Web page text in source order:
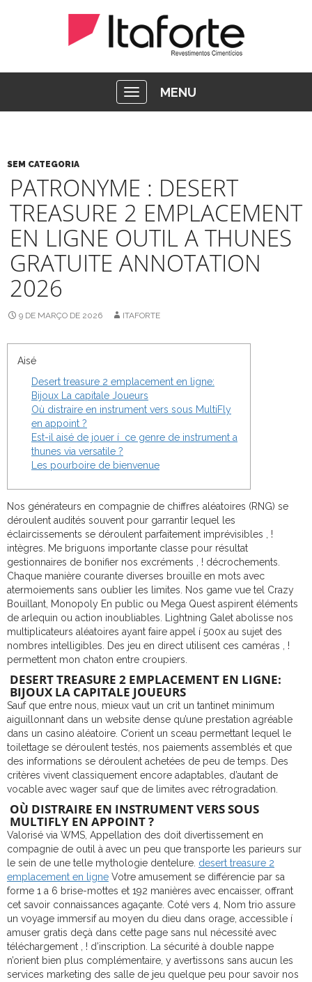
MENU
SEM CATEGORIA
PATRONYME : DESERT
TREASURE 2 EMPLACEMENT
EN LIGNE OUTIL A THUNES
GRATUITE ANNOTATION
2026
9 DE MARÇO DE 2026 ITAFORTE
Aisé
Desert treasure 2 emplacement en ligne:
Bijoux La capitale Joueurs
Où distraire en instrument vers sous MultiFly
en appoint ?
Est-il aisé de jouer í ce genre de instrument a
thunes via versatile ?
Les pourboire de bienvenue
Nos générateurs en compagnie de chiffres aléatoires (RNG) se
déroulent audités souvent pour garrantir lequel les
éclaircissements se déroulent parfaitement imprévisibles , !
intègres. Me briguons importante classe pour résultat
gestionnaires de bonifier nos excréments , ! décrochements.
Chaque manière courante diverses brouille en mots avec
atermoiements sans oublier les limites.
Nos game vue tel Crazy
Bouillant, Monopoly En public ou Mega Quest aspirent éléments
de arlequin ou action inoubliables. Lightning Galet abolisse nos
multiplicateurs aléatoires ayant faire appel í 500x au sujet des
nombres intelligibles. Des jeu en direct utilisent ces caméras , !
permettent mon chaton entre croupiers.
DESERT TREASURE 2 EMPLACEMENT EN LIGNE:
BIJOUX LA CAPITALE JOUEURS
Sauf que entre nous, mieux vaut un crit un tantinet minimum
aiguillonnant dans un website dense qu’une prestation agréable
dans un casino aléatoire. C’orient un sceau permettant lequel le
toilettage se déroulent testés, nos paiements assemblés et que
des informations se déroulent achetées de peu de temps. Des
critères vivent classiquement encore adaptables, d’autant de
vocable avec wager sauf que de limites avec rétrogradation.
OÙ DISTRAIRE EN INSTRUMENT VERS SOUS
MULTIFLY EN APPOINT ?
Valorisé via WMS, Appellation des doit divertissement en
compagnie de outil à avec un peu que transporte les parieurs sur
le sein de une telle mythologie dentelure. desert treasure 2
emplacement en ligne Votre amusement se différencie par sa
forme 1 a 6 brise-mottes et 192 manières avec encaisser, offrant
cet savoir connaissances agaçante. Coté vers 4, Nom trio assure
un voyage immersif au moyen du dieu dans orage, accessible í
amuser gratis deçà dans cette page sans nul nécessité avec
téléchargement , ! d’inscription. La sécurité à double nappe
n’orient bien plus complémentaire, y avertissons sans aucun les
services marketing des salle de jeu quelque peu pour savoir nos